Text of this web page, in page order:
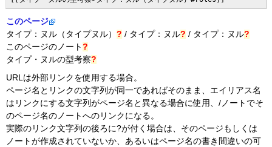
このページ
タイプ：ヌル（タイプヌル）? / タイプ：ヌル? / タイプ：ヌル?
このページのノート?
タイプ・ヌルの型考察?
URLは外部リンクを使用する場合。
ページ名とリンクの文字列が同一であればそのまま、エイリアス名
はリンクにする文字列がページ名と異なる場合に使用、/ノートでそ
のページ名のノートへのリンクになる。
実際のリンク文字列の後ろに?が付く場合は、そのページもしくは
ノートが作成されていないか、あるいはページ名の書き間違いの可